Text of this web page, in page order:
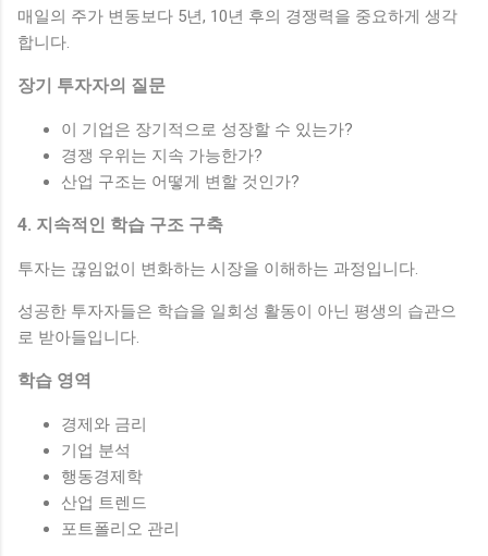
매일의 주가 변동보다 5년, 10년 후의 경쟁력을 중요하게 생각
합니다.
장기 투자자의 질문
이 기업은 장기적으로 성장할 수 있는가?
경쟁 우위는 지속 가능한가?
산업 구조는 어떻게 변할 것인가?
4. 지속적인 학습 구조 구축
투자는 끊임없이 변화하는 시장을 이해하는 과정입니다.
성공한 투자자들은 학습을 일회성 활동이 아닌 평생의 습관으
로 받아들입니다.
학습 영역
경제와 금리
기업 분석
행동경제학
산업 트렌드
포트폴리오 관리